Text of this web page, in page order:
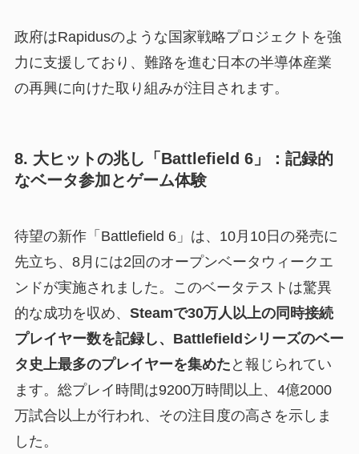
政府はRapidusのような国家戦略プロジェクトを強
力に支援しており、難路を進む日本の半導体産業
の再興に向けた取り組みが注目されます。
8. 大ヒットの兆し「Battlefield 6」：記録的
なベータ参加とゲーム体験
待望の新作「Battlefield 6」は、10月10日の発売に
先立ち、8月には2回のオープンベータウィークエ
ンドが実施されました。このベータテストは驚異
的な成功を収め、 Steamで30万人以上の同時接続
プレイヤー数を記録し、Battlefieldシリーズのベー
タ史上最多のプレイヤーを集めた と報じられてい
ます。総プレイ時間は9200万時間以上、4億2000
万試合以上が行われ、その注目度の高さを示しま
した。